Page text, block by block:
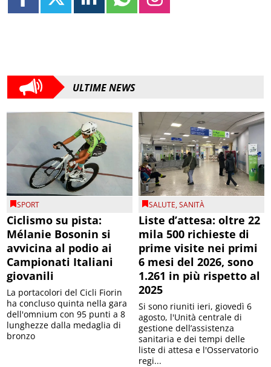
ULTIME NEWS
SPORT
Ciclismo su pista:
Mélanie Bosonin si
avvicina al podio ai
Campionati Italiani
giovanili
La portacolori del Cicli Fiorin
ha concluso quinta nella gara
dell'omnium con 95 punti a 8
lunghezze dalla medaglia di
bronzo
SALUTE,SANITÀ
Liste d’attesa: oltre 22
mila 500 richieste di
prime visite nei primi
6 mesi del 2026, sono
1.261 in più rispetto al
2025
Si sono riuniti ieri, giovedì 6
agosto, l'Unità centrale di
gestione dell’assistenza
sanitaria e dei tempi delle
liste di attesa e l'Osservatorio
regi...